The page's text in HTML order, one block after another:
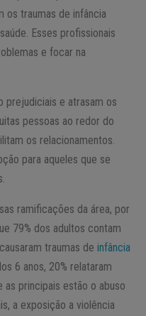
os traumas de infância
Esses profissionais
e focar na
prejudiciais e atrasam os
pessoas ao redor do
os relacionamentos.
para aqueles que se
ramificações da área, por
79% dos adultos contam
traumas de infância
6 anos, 20% relataram
principais estão o abuso
a exposição a violência